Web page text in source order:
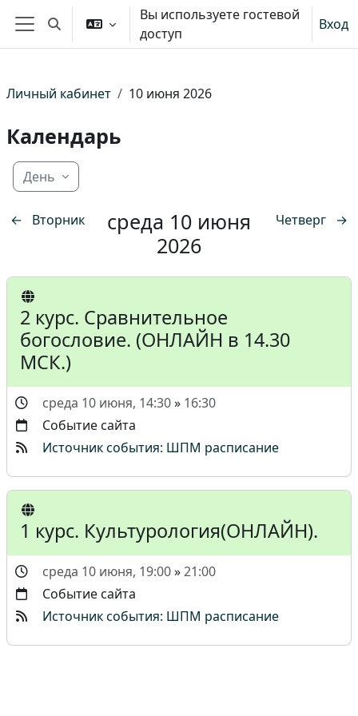
Перейти к основному содержанию
Боковая панель
Изменить данные поисковой строки
Вы используете гостевой
доступ
Вход
Личный кабинет 10 июня 2026
Календарь
День
← Вторник
среда 10 июня
2026
Четверг →
2 курс. Сравнительное
богословие. (ОНЛАЙН в 14.30
МСК.)
среда 10 июня, 14:30» 16:30
Событие сайта
Источник события: ШПМ расписание
1 курс. Культурология(ОНЛАЙН).
среда 10 июня, 19:00»21:00
Событие сайта
Источник события: ШПМ расписание